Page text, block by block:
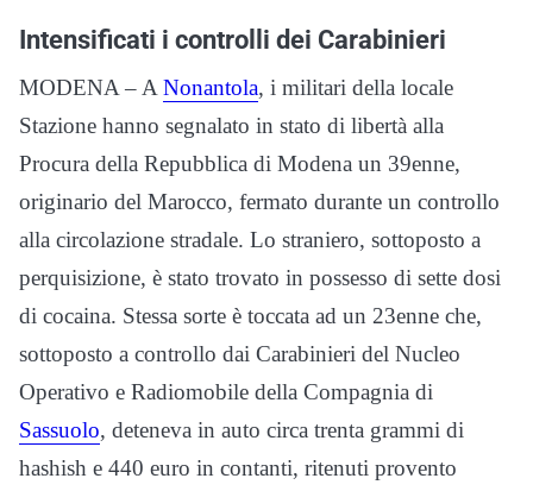
Intensificati i controlli dei Carabinieri
MODENA – A Nonantola, i militari della locale
Stazione hanno segnalato in stato di libertà alla
Procura della Repubblica di Modena un 39enne,
originario del Marocco, fermato durante un controllo
alla circolazione stradale. Lo straniero, sottoposto a
perquisizione, è stato trovato in possesso di sette dosi
di cocaina. Stessa sorte è toccata ad un 23enne che,
sottoposto a controllo dai Carabinieri del Nucleo
Operativo e Radiomobile della Compagnia di
Sassuolo, deteneva in auto circa trenta grammi di
hashish e 440 euro in contanti, ritenuti provento